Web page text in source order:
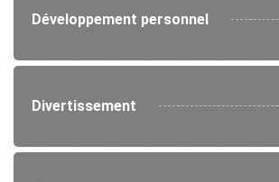
Développement personnel
Divertissement